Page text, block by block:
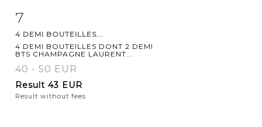
7
4 DEMI BOUTEILLES...
4 DEMI BOUTEILLES DONT 2 DEMI
BTS CHAMPAGNE LAURENT...
40 - 50 EUR
Result 43 EUR
Result without fees